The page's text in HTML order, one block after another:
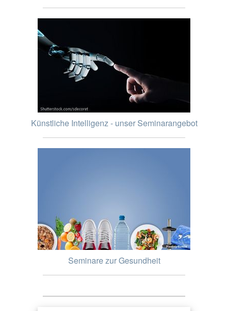
Künstliche Intelligenz - unser Seminarangebot
Seminare zur Gesundheit